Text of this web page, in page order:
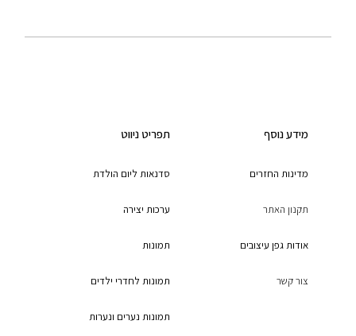
מידע נוסף
מדינות החזרים
תקנון האתר
אודות גפן עיצובים
צור קשר
תפריט ניווט
סדנאות ליום הולדת
ערכות יצירה
תמונות
תמונות לחדרי ילדים
תמונות נערים ונערות